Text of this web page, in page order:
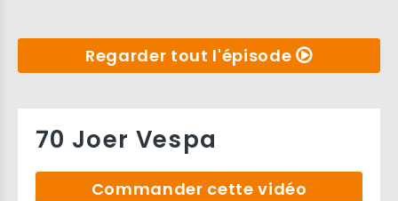
Regarder tout l'épisode
70 Joer Vespa
Commander cette vidéo